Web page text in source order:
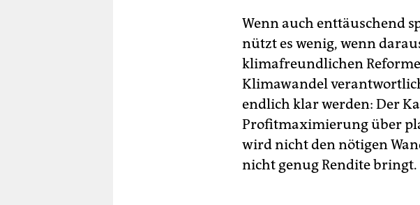
Wenn auch enttäuschend
nützt es wenig, wenn
klimafreundlichen
Klimawandel
endlich klar werden: Der
Profitmaximierung über
wird nicht den nötigen
nicht genug Rendite bringt.